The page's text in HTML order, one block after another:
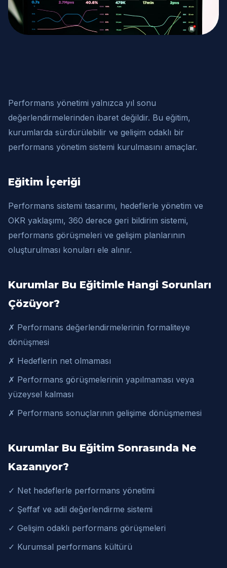
Performans yönetimi yalnızca yıl sonu
değerlendirmelerinden ibaret değildir. Bu eğitim,
kurumlarda sürdürülebilir ve gelişim odaklı bir
performans yönetim sistemi kurulmasını amaçlar.
Eğitim İçeriği
Performans sistemi tasarımı, hedeflerle yönetim ve
OKR yaklaşımı, 360 derece geri bildirim sistemi,
performans görüşmeleri ve gelişim planlarının
oluşturulması konuları ele alınır.
Kurumlar Bu Eğitimle Hangi Sorunları
Çözüyor?
✗ Performans değerlendirmelerinin formaliteye
dönüşmesi
✗ Hedeflerin net olmaması
✗ Performans görüşmelerinin yapılmaması veya
yüzeysel kalması
✗ Performans sonuçlarının gelişime dönüşmemesi
Kurumlar Bu Eğitim Sonrasında Ne
Kazanıyor?
✓ Net hedeflerle performans yönetimi
✓ Şeffaf ve adil değerlendirme sistemi
✓ Gelişim odaklı performans görüşmeleri
✓ Kurumsal performans kültürü